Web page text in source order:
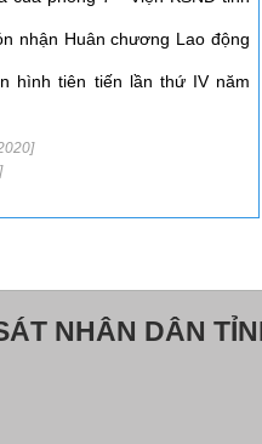
nhận Huân chương Lao động
hình tiên tiến lần thứ IV năm
NHÂN DÂN